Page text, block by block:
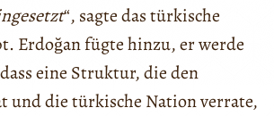
“, sagte das türkische
Erdoğan fügte hinzu, er werde
eine Struktur, die den
und die türkische Nation verrate,